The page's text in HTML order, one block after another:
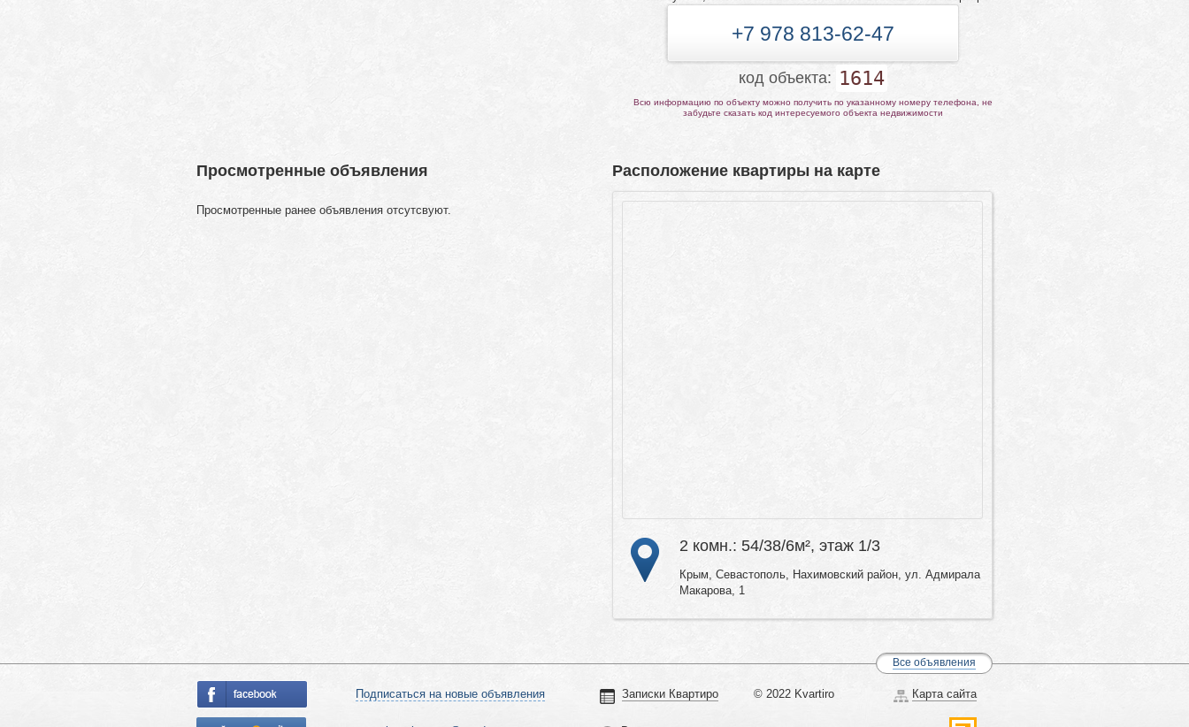
+7 978 813-62-47
код объекта: 1614
Всю информацию по объекту можно получить по указанному номеру телефона, не
забудьте сказать код интересуемого объекта недвижимости
Расположение квартиры на карте
2 комн.: 54/38/6м², этаж 1/3
Крым, Севастополь, Нахимовский район, ул. Адмирала
Макарова, 1
Просмотренные объявления
Просмотренные ранее объявления отсутсвуют.
Все объявления
Подписаться на новые объявления Записки Квартиро © 2022 Kvartiro Карта сайта